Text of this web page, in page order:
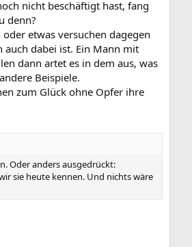
nicht beschäftigt hast, fang
denn?
etwas versuchen dagegen
auch dabei ist. Ein Mann mit
dann artet es in dem aus, was
Beispiele.
zum Glück ohne Opfer ihre
Oder anders ausgedrückt:
sie heute kennen. Und nichts wäre